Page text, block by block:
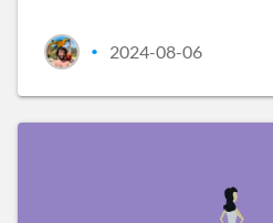
• 2024-08-06